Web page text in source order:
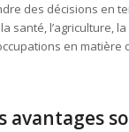
des décisions en
santé, l’agriculture,
en matière
avantages